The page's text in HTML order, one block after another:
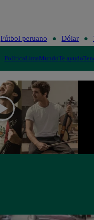
Fútbol peruano Dólar
PolíticaLimaMundoTe ayudo